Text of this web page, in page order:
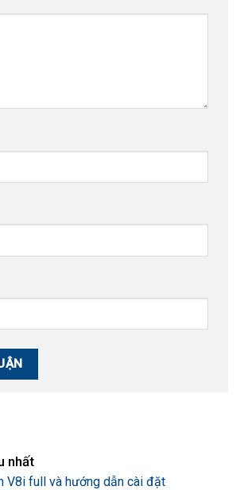
nhất
V8i full và hướng dẫn cài đặt